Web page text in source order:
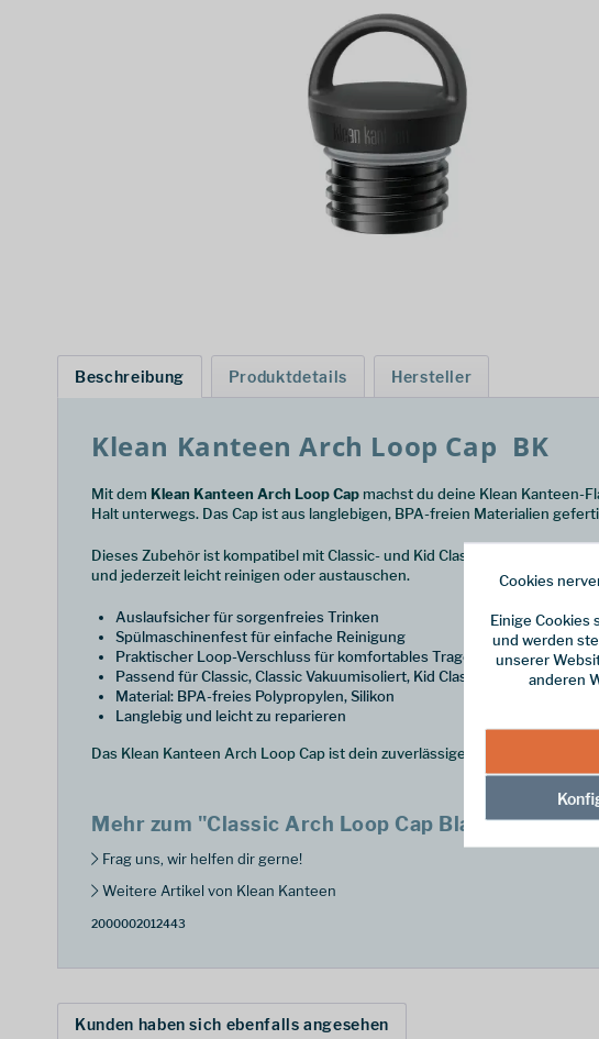
Beschreibung Produktdetails Hersteller
Klean Kanteen Arch Loop Cap  BK
Mit dem Klean Kanteen Arch Loop Cap machst du deine Klean Kanteen-
Halt unterwegs. Das Cap ist aus langlebigen, BPA-freien Materialien
Dieses Zubehör ist kompatibel mit Classic- und Kid Classic-Flaschen,
und jederzeit leicht reinigen oder austauschen.
Auslaufsicher für sorgenfreies Trinken
Spülmaschinenfest für einfache Reinigung
Praktischer Loop-Verschluss für komfortables Tragen
Passend für Classic, Classic Vakuumisoliert, Kid Classic und Reflect
Material: BPA-freies Polypropylen, Silikon
Langlebig und leicht zu reparieren
Das Klean Kanteen Arch Loop Cap ist dein zuverlässiges Zubehör für
Mehr zum "Classic Arch Loop Cap Black"
Frag uns, wir helfen dir gerne!
Weitere Artikel von Klean Kanteen
2000002012443
Kunden haben sich ebenfalls angesehen
Cookies
Einige Cookies
und werden
unserer
anderen